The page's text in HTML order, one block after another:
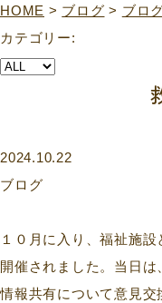
HOME > ブログ > ブロ
カテゴリー:
2024.10.22
ブログ
１０月に入り、福祉施
開催されました。当日
情報共有について意見